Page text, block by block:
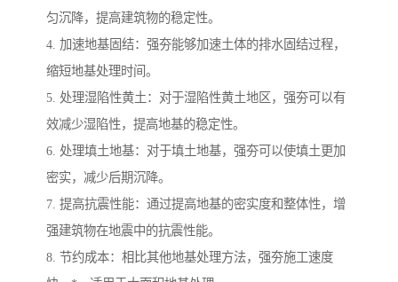
匀沉降，提高建筑物的稳定性。
4. 加速地基固结：强夯能够加速土体的排水固结过程，
缩短地基处理时间。
5. 处理湿陷性黄土：对于湿陷性黄土地区，强夯可以有
效减少湿陷性，提高地基的稳定性。
6. 处理填土地基：对于填土地基，强夯可以使填土更加
密实，减少后期沉降。
7. 提高抗震性能：通过提高地基的密实度和整体性，增
强建筑物在地震中的抗震性能。
8. 节约成本：相比其他地基处理方法，强夯施工速度